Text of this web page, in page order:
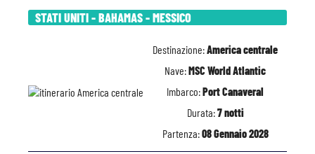
STATI UNITI - BAHAMAS - MESSICO
Destinazione:America centrale
Nave:MSC World Atlantic
Imbarco:Port Canaveral
Durata:7 notti
Partenza:08 Gennaio 2028